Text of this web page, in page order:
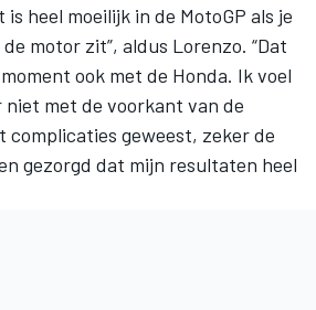
heel moeilijk in de MotoGP als je
motor zit”, aldus Lorenzo. “Dat
ook met de Honda. Ik voel
niet met de voorkant van de
complicaties geweest, zeker de
gezorgd dat mijn resultaten heel